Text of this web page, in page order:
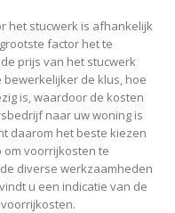
het stucwerk is afhankelijk
factor het te
prijs van het stucwerk
de klus, hoe
is, waardoor de kosten
naar uw woning is
daarom het beste kiezen
voorrijkosten te
diverse werkzaamheden
u een indicatie van de